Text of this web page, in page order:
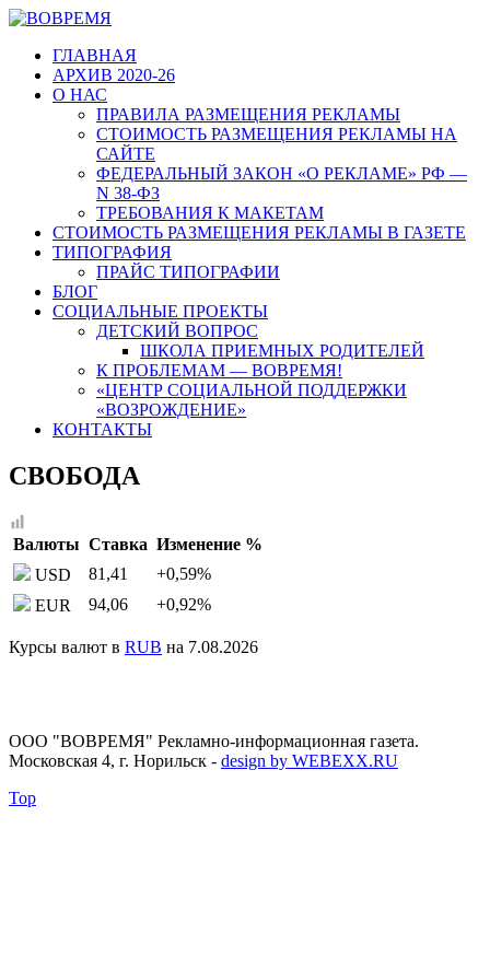
ГЛАВНАЯ
АРХИВ 2020-26
О НАС
ПРАВИЛА РАЗМЕЩЕНИЯ РЕКЛАМЫ
СТОИМОСТЬ РАЗМЕЩЕНИЯ РЕКЛАМЫ НА
САЙТЕ
ФЕДЕРАЛЬНЫЙ ЗАКОН «О РЕКЛАМЕ» РФ —
N 38-ФЗ
ТРЕБОВАНИЯ К МАКЕТАМ
СТОИМОСТЬ РАЗМЕЩЕНИЯ РЕКЛАМЫ В ГАЗЕТЕ
ТИПОГРАФИЯ
ПРАЙС ТИПОГРАФИИ
БЛОГ
СОЦИАЛЬНЫЕ ПРОЕКТЫ
ДЕТСКИЙ ВОПРОС
ШКОЛА ПРИЕМНЫХ РОДИТЕЛЕЙ
К ПРОБЛЕМАМ — ВОВРЕМЯ!
«ЦЕНТР СОЦИАЛЬНОЙ ПОДДЕРЖКИ
«ВОЗРОЖДЕНИЕ»
КОНТАКТЫ
СВОБОДА
Валюты Ставка Изменение %
USD
81,41 +0,59%
EUR
94,06 +0,92%
Курсы валют в RUB на 7.08.2026
ООО "ВОВРЕМЯ" Рекламно-информационная газета.
Московская 4, г. Норильск - design by WEBEXX.RU
Top